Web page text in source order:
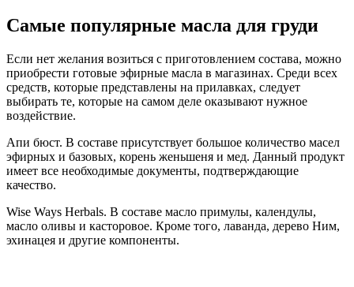
Самые популярные масла для груди
Если нет желания возиться с приготовлением состава, можно
приобрести готовые эфирные масла в магазинах. Среди всех
средств, которые представлены на прилавках, следует
выбирать те, которые на самом деле оказывают нужное
воздействие.
Апи бюст. В составе присутствует большое количество масел
эфирных и базовых, корень женьшеня и мед. Данный продукт
имеет все необходимые документы, подтверждающие
качество.
Wise Ways Herbals. В составе масло примулы, календулы,
масло оливы и касторовое. Кроме того, лаванда, дерево Ним,
эхинацея и другие компоненты.